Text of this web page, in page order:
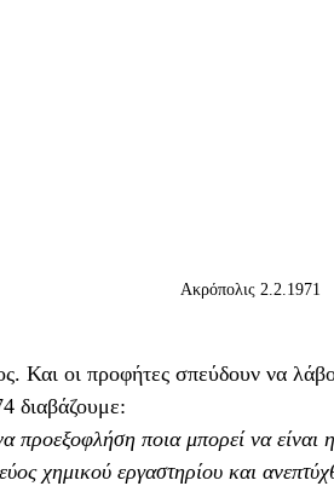
Ακρόπολις 2.2.1971
Και οι προφήτες σπεύδουν να
διαβάζουμε:
προεξοφλήση ποια μπορεί να είναι
χημικού εργαστηρίου και